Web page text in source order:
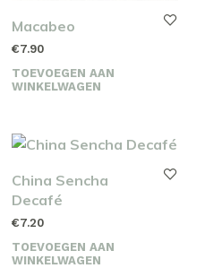
Macabeo
€7.90
TOEVOEGEN AAN
WINKELWAGEN
China Sencha
Decafé
€7.20
TOEVOEGEN AAN
WINKELWAGEN